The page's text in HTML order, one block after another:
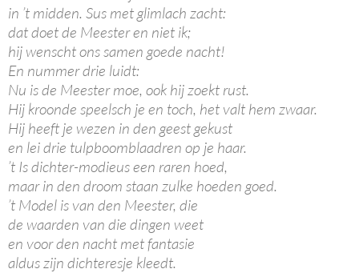
in ’t midden. Sus met glimlach zacht:
dat doet de Meester en niet ik;
hij wenscht ons samen goede nacht!
En nummer drie luidt:
Nu is de Meester moe, ook hij zoekt rust.
Hij kroonde speelsch je en toch, het valt hem zwaar.
Hij heeft je wezen in den geest gekust
en lei drie tulpboomblaadren op je haar.
’t Is dichter-modieus een raren hoed,
maar in den droom staan zulke hoeden goed.
’t Model is van den Meester, die
de waarden van die dingen weet
en voor den nacht met fantasie
aldus zijn dichteresje kleedt.